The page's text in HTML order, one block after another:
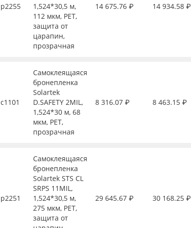
р2255
1,524*30,5 м,
112 мкм, PET,
защита от
царапин,
прозрачная
14 675.76 ₽ 14 934.58 ₽
с1101
Самоклеящаяся
бронепленка
Solartek
D.SAFETY 2MIL,
1,524*30 м, 68
мкм, PET,
прозрачная
8 316.07 ₽ 8 463.15 ₽
р2251
Самоклеящаяся
бронепленка
Solartek STS CL
SRPS 11MIL,
1,524*30,5 м,
275 мкм, PET,
защита от
29 645.67 ₽ 30 168.25 ₽